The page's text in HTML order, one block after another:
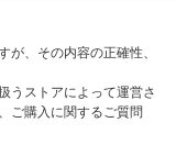
が、その内容の正確性、
うストアによって運営さ
ご購入に関するご質問